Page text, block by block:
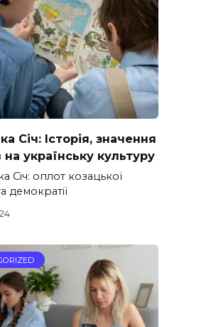
Січ: Історія, значення
на українську культуру
Січ: оплот козацької
демократії
24